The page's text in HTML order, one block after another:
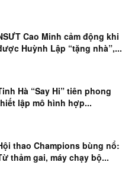
Cao Minh cảm động khi
Huỳnh Lập “tặng nhà”,...
Hà “Say Hi” tiên phong
lập mô hình hợp...
thao Champions bùng nổ:
thảm gai, máy chạy bộ...